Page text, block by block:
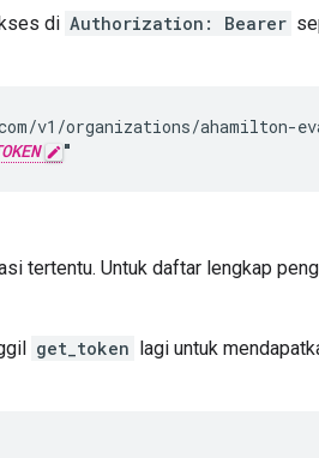
di Authorization: Bearer
v1/organizations/ahamilton-
"
tertentu. Untuk daftar lengkap
get_token
lagi untuk